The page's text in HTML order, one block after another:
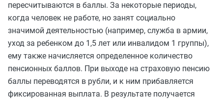
пересчитываются в баллы. За некоторые периоды,
когда человек не работе, но занят социально
значимой деятельностью (например, служба в армии,
уход за ребенком до 1,5 лет или инвалидом 1 группы),
ему также начисляется определенное количество
пенсионных баллов. При выходе на страховую пенсию
баллы переводятся в рубли, и к ним прибавляется
фиксированная выплата. В результате получается